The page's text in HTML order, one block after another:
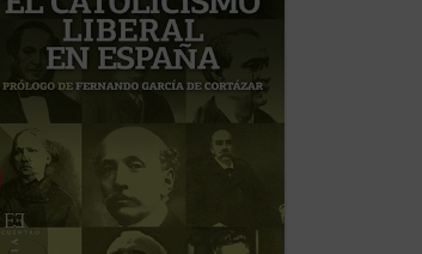
enfrentamiento entre liberales,
modernizadores, y católicos,
reaccionarios. Esta visión es falsa: desde
el catolicismo militante, explícito y
convencido de los autores ...